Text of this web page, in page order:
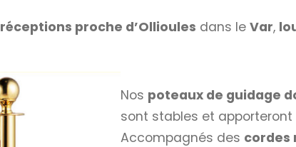
réceptions proche d’Ollioules dans le Var,
Nos poteaux de guidage
sont stables et
Accompagnés des cordes